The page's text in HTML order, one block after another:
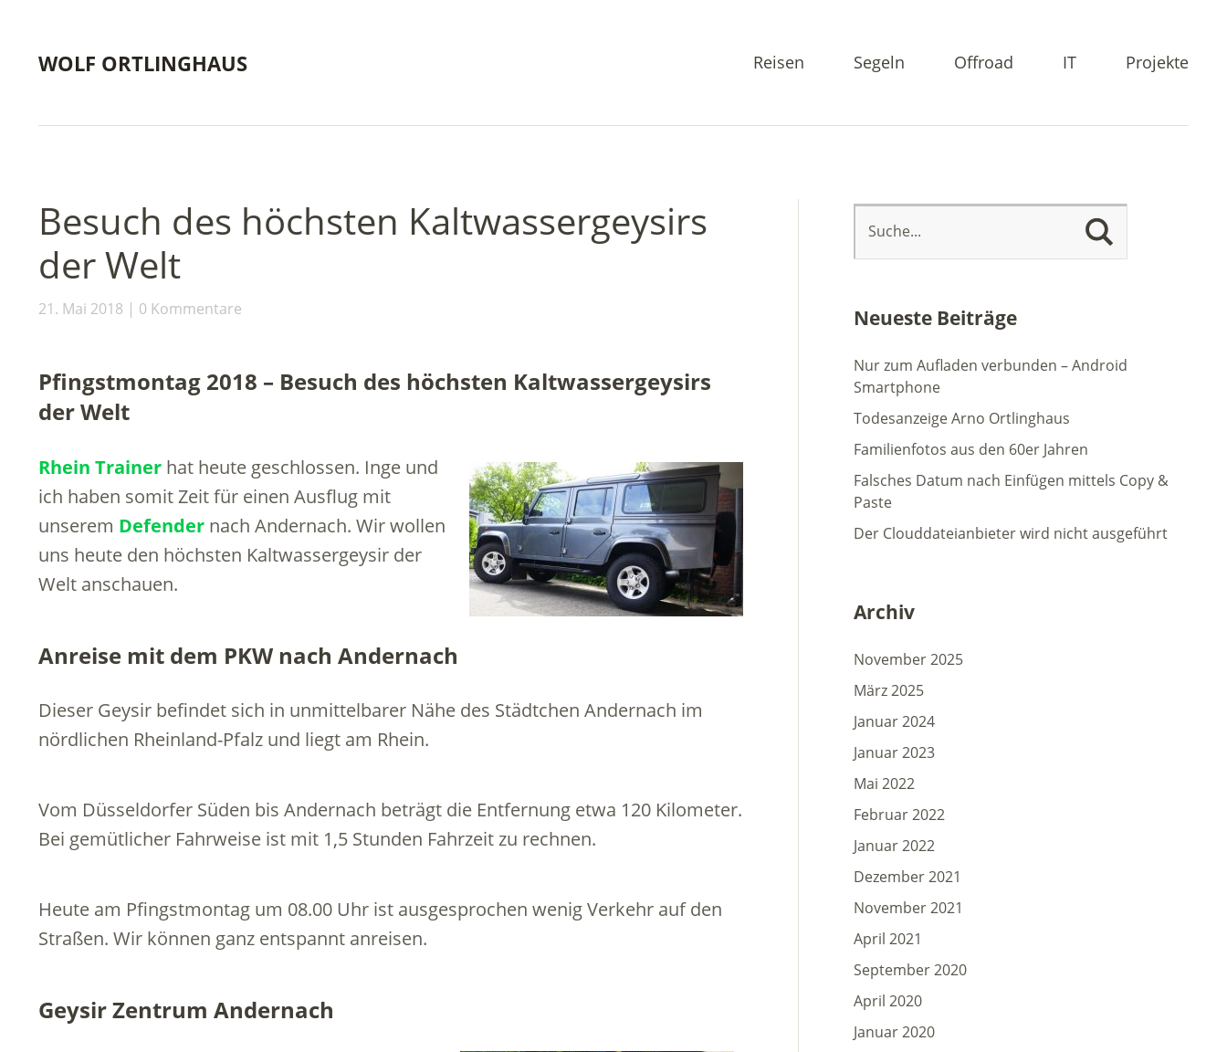
WOLF ORTLINGHAUS Reisen Segeln Offroad IT Projekte
Besuch des höchsten Kaltwassergeysirs
der Welt
21. Mai 2018 0 Kommentare
Pfingstmontag 2018 – Besuch des höchsten Kaltwassergeysirs
der Welt
Rhein Trainer hat heute geschlossen. Inge und
ich haben somit Zeit für einen Ausflug mit
unserem Defender nach Andernach. Wir wollen
uns heute den höchsten Kaltwassergeysir der
Welt anschauen.
Anreise mit dem PKW nach Andernach
Dieser Geysir befindet sich in unmittelbarer Nähe des Städtchen Andernach im
nördlichen Rheinland-Pfalz und liegt am Rhein.
Vom Düsseldorfer Süden bis Andernach beträgt die Entfernung etwa 120 Kilometer.
Bei gemütlicher Fahrweise ist mit 1,5 Stunden Fahrzeit zu rechnen.
Heute am Pfingstmontag um 08.00 Uhr ist ausgesprochen wenig Verkehr auf den
Straßen. Wir können ganz entspannt anreisen.
Geysir Zentrum Andernach
Neueste Beiträge
Nur zum Aufladen verbunden – Android
Smartphone
Todesanzeige Arno Ortlinghaus
Familienfotos aus den 60er Jahren
Falsches Datum nach Einfügen mittels Copy &
Paste
Der Clouddateianbieter wird nicht ausgeführt
Archiv
November 2025
März 2025
Januar 2024
Januar 2023
Mai 2022
Februar 2022
Januar 2022
Dezember 2021
November 2021
April 2021
September 2020
April 2020
Januar 2020